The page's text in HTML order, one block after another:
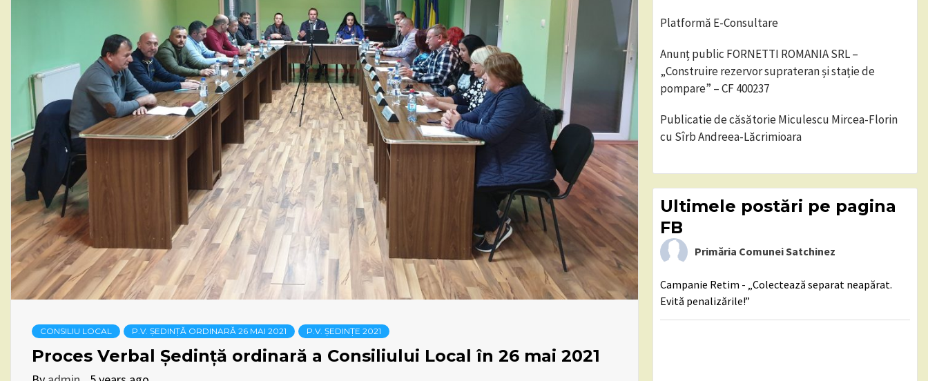
CONSILIU LOCAL P.V. ȘEDINȚĂ ORDINARĂ 26 MAI 2021 P.V. ȘEDINȚE 2021
Proces Verbal Ședință ordinară a Consiliului Local în 26 mai 2021
Platformă E-Consultare
Anunț public FORNETTI ROMANIA SRL –
„Construire rezervor suprateran și stație de
pompare” – CF 400237
Publicatie de căsătorie Miculescu Mircea-Florin
cu Sîrb Andreea-Lăcrimioara
Ultimele postări pe pagina
FB
Primăria Comunei Satchinez
Campanie Retim - „Colectează separat neapărat.
Evită penalizările!”